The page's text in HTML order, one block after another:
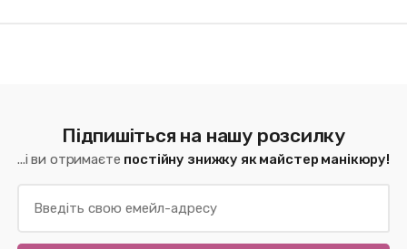
Підпишіться на нашу розсилку
...і ви отримаєте постійну знижку як майстер манікюру!